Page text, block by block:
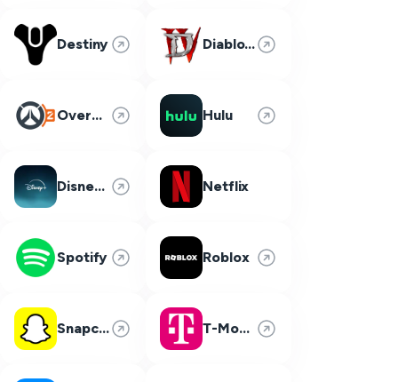
Destiny Diablo 4
Overwatch 2 Hulu
Disney Plus Netflix
Spotify Roblox
Snapchat T-Mobile